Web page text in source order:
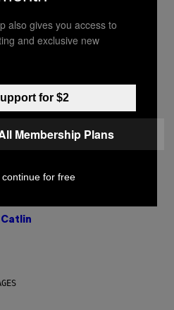
PICOT/GAMMA-RAPHO VIA GETTY
Hip-Hop
of the 90s
also gives you access to
and exclusive new
for $2
Membership Plans
continue for free